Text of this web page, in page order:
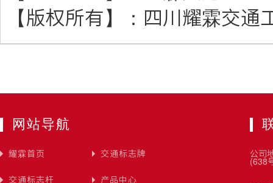
【版权所有】： 四川耀霖交通
网站导航
耀霖首页 交通标志牌
交通标志杆 产品中心
公司
(638